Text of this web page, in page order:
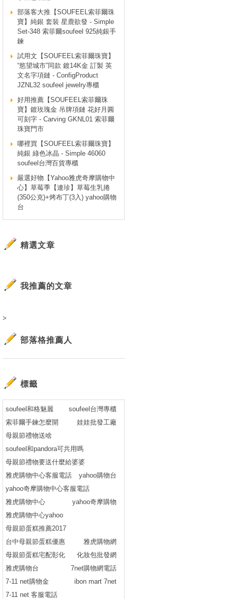
部落客大推【SOUFEEL索菲爾珠
寶】純銀 套裝 星鹿欲發 - Simple
Set-348 索菲爾soufeel 925純銀手
鍊
試用文【SOUFEEL索菲爾珠寶】
“慾望城市”同款 鍍14K金 訂製 英
文名字項鏈 - ConfigProduct
JZNL32 soufeel jewelry專櫃
好用推薦【SOUFEEL索菲爾珠
寶】鍍玫瑰金 吊牌項鏈 花好月圓
可刻字 - Carving GKNL01 索菲爾
珠寶門市
哪裡買【SOUFEEL索菲爾珠寶】
純銀 綠色冰晶 - Simple 46060
soufeel台灣百貨專櫃
嚴選好物【Yahoo雅虎奇摩購物中
心】草莓季【連珍】草莓生乳捲
(350公克)+烤布丁(3入) yahoo購物
台
精選文章
我推薦的文章
>
部落格推薦人
標籤
soufeel和格魅麗
soufeel台灣專櫃
索菲爾手鍊怎麼開
娃娃批發工廠
母親節禮物送啥
soufeel和pandora可共用嗎
母親節禮物要送什麼給婆婆
雅虎購物中心客服電話
yahoo購物台
yahoo奇摩購物中心客服電話
雅虎購物中心
yahoo奇摩購物
雅虎購物中心yahoo
母親節蛋糕推薦2017
台中母親節蛋糕優惠
雅虎購物網
母親節蛋糕宅配彰化
化妝包批發網
雅虎購物台
7net購物網電話
7-11 net購物金
ibon mart 7net
7-11 net 客服電話